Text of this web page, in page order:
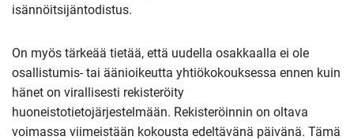
isännöitsijäntodistus.
On myös tärkeää tietää, että uudella osakkaalla ei ole
osallistumis- tai äänioikeutta yhtiökokouksessa ennen kuin
hänet on virallisesti rekisteröity
huoneistotietojärjestelmään. Rekisteröinnin on oltava
voimassa viimeistään kokousta edeltävänä päivänä. Tämä